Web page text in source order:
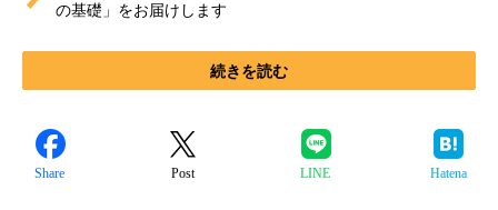
の基礎」をお届けします
続きを読む
Share Post LINE Hatena